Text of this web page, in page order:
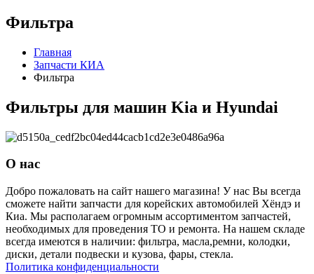
Фильтра
Главная
Запчасти КИА
Фильтра
Фильтры для машин Kia и Hyundai
О нас
Добро пожаловать на сайт нашего магазина! У нас Вы всегда
сможете найти запчасти для корейских автомобилей Хёндэ и
Киа. Мы располагаем огромным ассортиментом запчастей,
необходимых для проведения ТО и ремонта. На нашем складе
всегда имеются в наличии: фильтра, масла,ремни, колодки,
диски, детали подвески и кузова, фары, стекла.
Политика конфиденциальности